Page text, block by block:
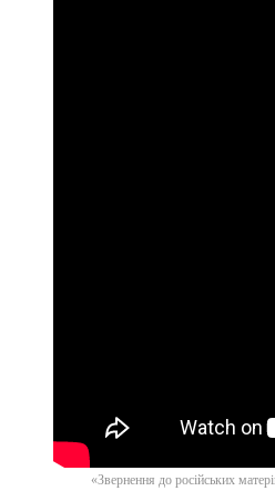
«Звернення до російських